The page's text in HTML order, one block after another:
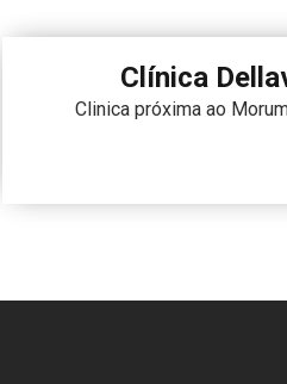
Clínica
Clinica próxima ao